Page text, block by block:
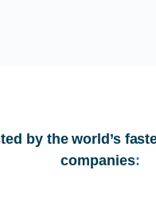
by the world’s
companies: